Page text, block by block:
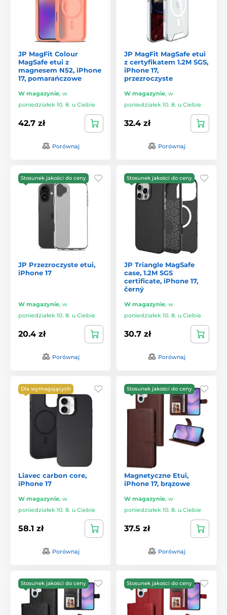
JP MagFit Colour
MagSafe etui z
magnesem N52, iPhone
17, pomarańczowe
W magazynie, w
poniedziałek 10. 8. u Ciebie
42.7 zł
Porównaj
JP MagFit MagSafe etui
z certyfikatem 1.2M SGS,
iPhone 17,
przezroczyste
W magazynie, w
poniedziałek 10. 8. u Ciebie
32.4 zł
Porównaj
Stosunek jakości do ceny
JP Przezroczyste etui,
iPhone 17
W magazynie, w
poniedziałek 10. 8. u Ciebie
20.4 zł
Porównaj
Stosunek jakości do ceny
JP Triangle MagSafe
case, 1.2M SGS
certificate, iPhone 17,
černý
W magazynie, w
poniedziałek 10. 8. u Ciebie
30.7 zł
Porównaj
Dla wymagających
Liavec carbon core,
iPhone 17
W magazynie, w
poniedziałek 10. 8. u Ciebie
58.1 zł
Porównaj
Stosunek jakości do ceny
Magnetyczne Etui,
iPhone 17, brązowe
W magazynie, w
poniedziałek 10. 8. u Ciebie
37.5 zł
Porównaj
Stosunek jakości do ceny Stosunek jakości do ceny